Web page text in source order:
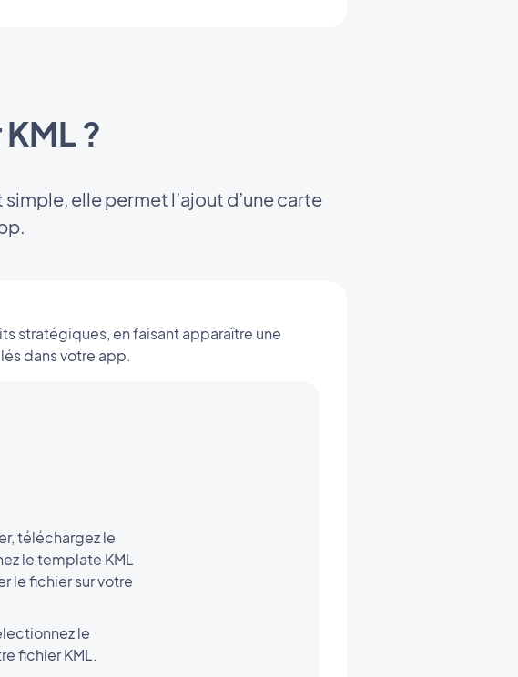
?
elle permet l’ajout d’une carte
stratégiques, en faisant apparaître une
dans votre app.
téléchargez le
le template KML
le fichier sur votre
le
fichier KML.